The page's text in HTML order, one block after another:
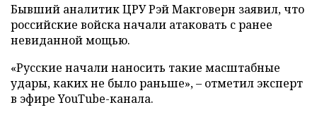
Бывший аналитик ЦРУ Рэй Макговерн заявил, что
российские войска начали атаковать с ранее
невиданной мощью.
«Русские начали наносить такие масштабные
удары, каких не было раньше», – отметил эксперт
в эфире YouTube-канала.